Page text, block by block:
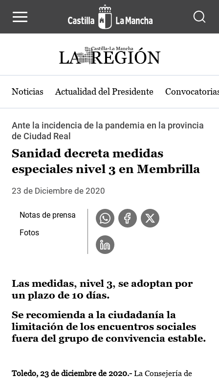
Noticias Actualidad del Presidente
Ante la incidencia de la pandemia en la provincia
de Ciudad Real
Sanidad decreta medidas
especiales nivel 3 en Membrilla
23 de Diciembre de 2020
Las medidas, nivel 3, se adoptan por
un plazo de 10 días.
Se recomienda a la ciudadanía la
limitación de los encuentros sociales
fuera del grupo de convivencia estable.
Toledo, 23 de diciembre de 2020.- La Consejería de
Notas de prensa
Fotos